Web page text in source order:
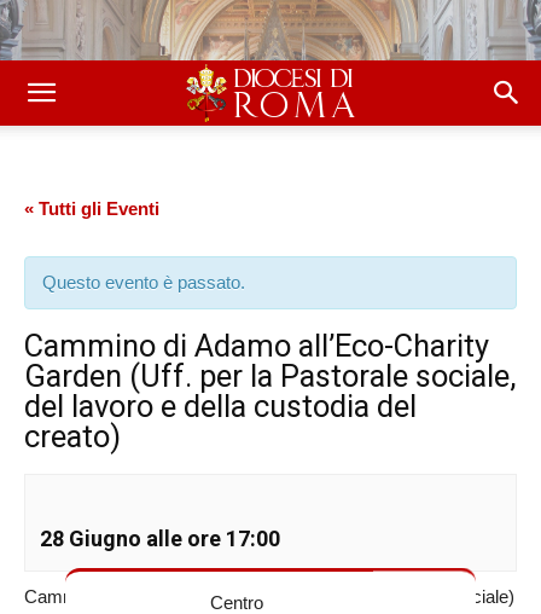
Centro
« Tutti gli Eventi
Questo evento è passato.
Cammino di Adamo all’Eco-Charity
Garden (Uff. per la Pastorale sociale,
del lavoro e della custodia del
creato)
28 Giugno alle ore 17:00
Cammino di Adamo all’Eco-Charity Garden (Uff. Past. sociale)